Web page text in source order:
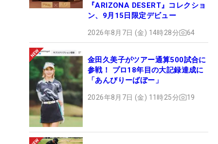
『ARIZONA DESERT』コレクショ
ン、9月15日限定デビュー
2026年8月7日 (金) 14時28分 64
金田久美子がツアー通算500試合に
参戦！ プロ18年目の大記録達成に
「あんびりーばぼー」
2026年8月7日 (金) 11時25分 19